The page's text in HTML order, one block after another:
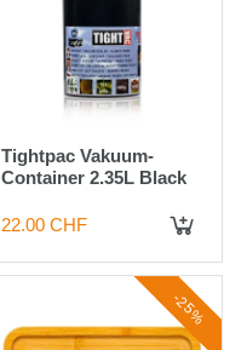
Tightpac Vakuum-
Container 2.35L Black
22.00 CHF
-25%